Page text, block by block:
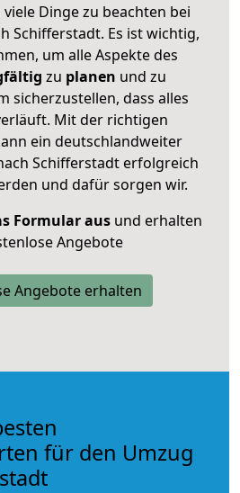
Dinge zu beachten bei
Schifferstadt. Es ist wichtig,
um alle Aspekte des
zu planen und zu
sicherzustellen, dass alles
Mit der richtigen
ein deutschlandweiter
Schifferstadt erfolgreich
und dafür sorgen wir.
Formular ausund erhalten
Angebote
Angebote erhalten
für den Umzug